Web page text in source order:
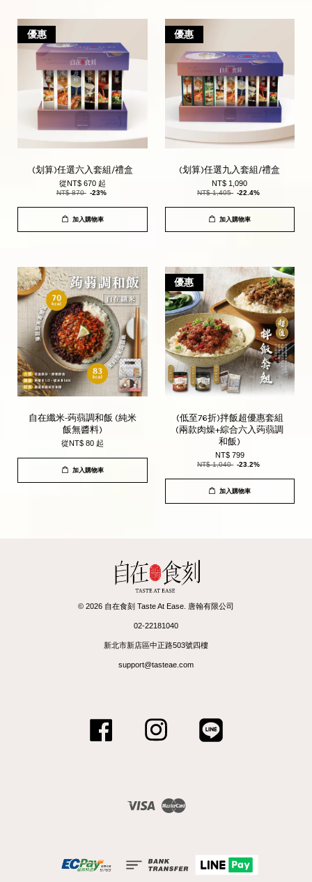
優惠
(划算)任選六入套組/禮盒
從NT$ 670 起
NT$ 870 -23%
加入購物車
優惠
(划算)任選九入套組/禮盒
NT$ 1,090
NT$ 1,405 -22.4%
加入購物車
自在纖米-蒟蒻調和飯 (純米
飯無醬料)
從NT$ 80 起
加入購物車
優惠
(低至76折)拌飯超優惠套組
(兩款肉燥+綜合六入蒟蒻調
和飯)
NT$ 799
NT$ 1,040 -23.2%
加入購物車
© 2026 自在食刻 Taste At Ease. 唐翰有限公司
02-22181040
新北市新店區中正路503號四樓
support@tasteae.com
Facebook Instagram
Visa